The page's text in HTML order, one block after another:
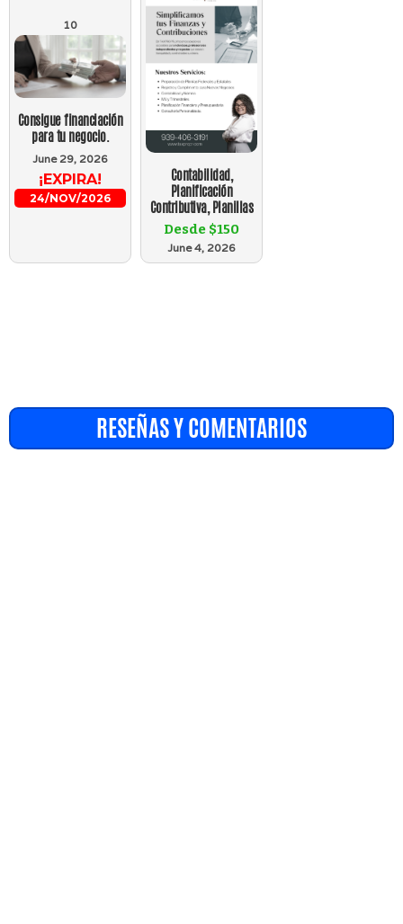
10
Consigue financiación
para tu negocio.
June 29, 2026
¡EXPIRA!
24/NOV/2026
Contabilidad,
Planificación
Contributiva, Planillas
Desde $150
June 4, 2026
RESEÑAS Y COMENTARIOS